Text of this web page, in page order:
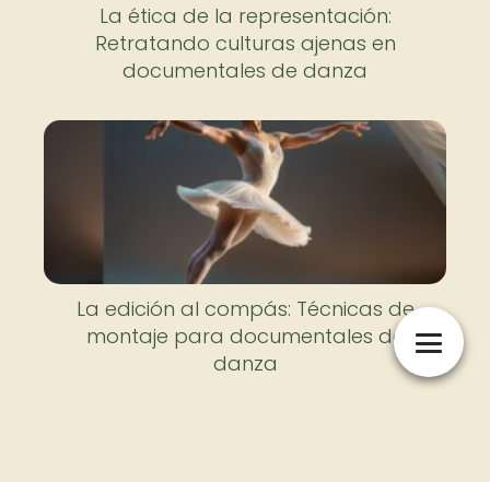
La ética de la representación:
Retratando culturas ajenas en
documentales de danza
La edición al compás: Técnicas de
montaje para documentales de
danza